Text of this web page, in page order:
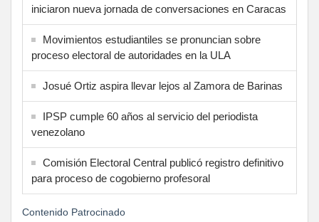
iniciaron nueva jornada de conversaciones en Caracas
Movimientos estudiantiles se pronuncian sobre
proceso electoral de autoridades en la ULA
Josué Ortiz aspira llevar lejos al Zamora de Barinas
IPSP cumple 60 años al servicio del periodista
venezolano
Comisión Electoral Central publicó registro definitivo
para proceso de cogobierno profesoral
Contenido Patrocinado